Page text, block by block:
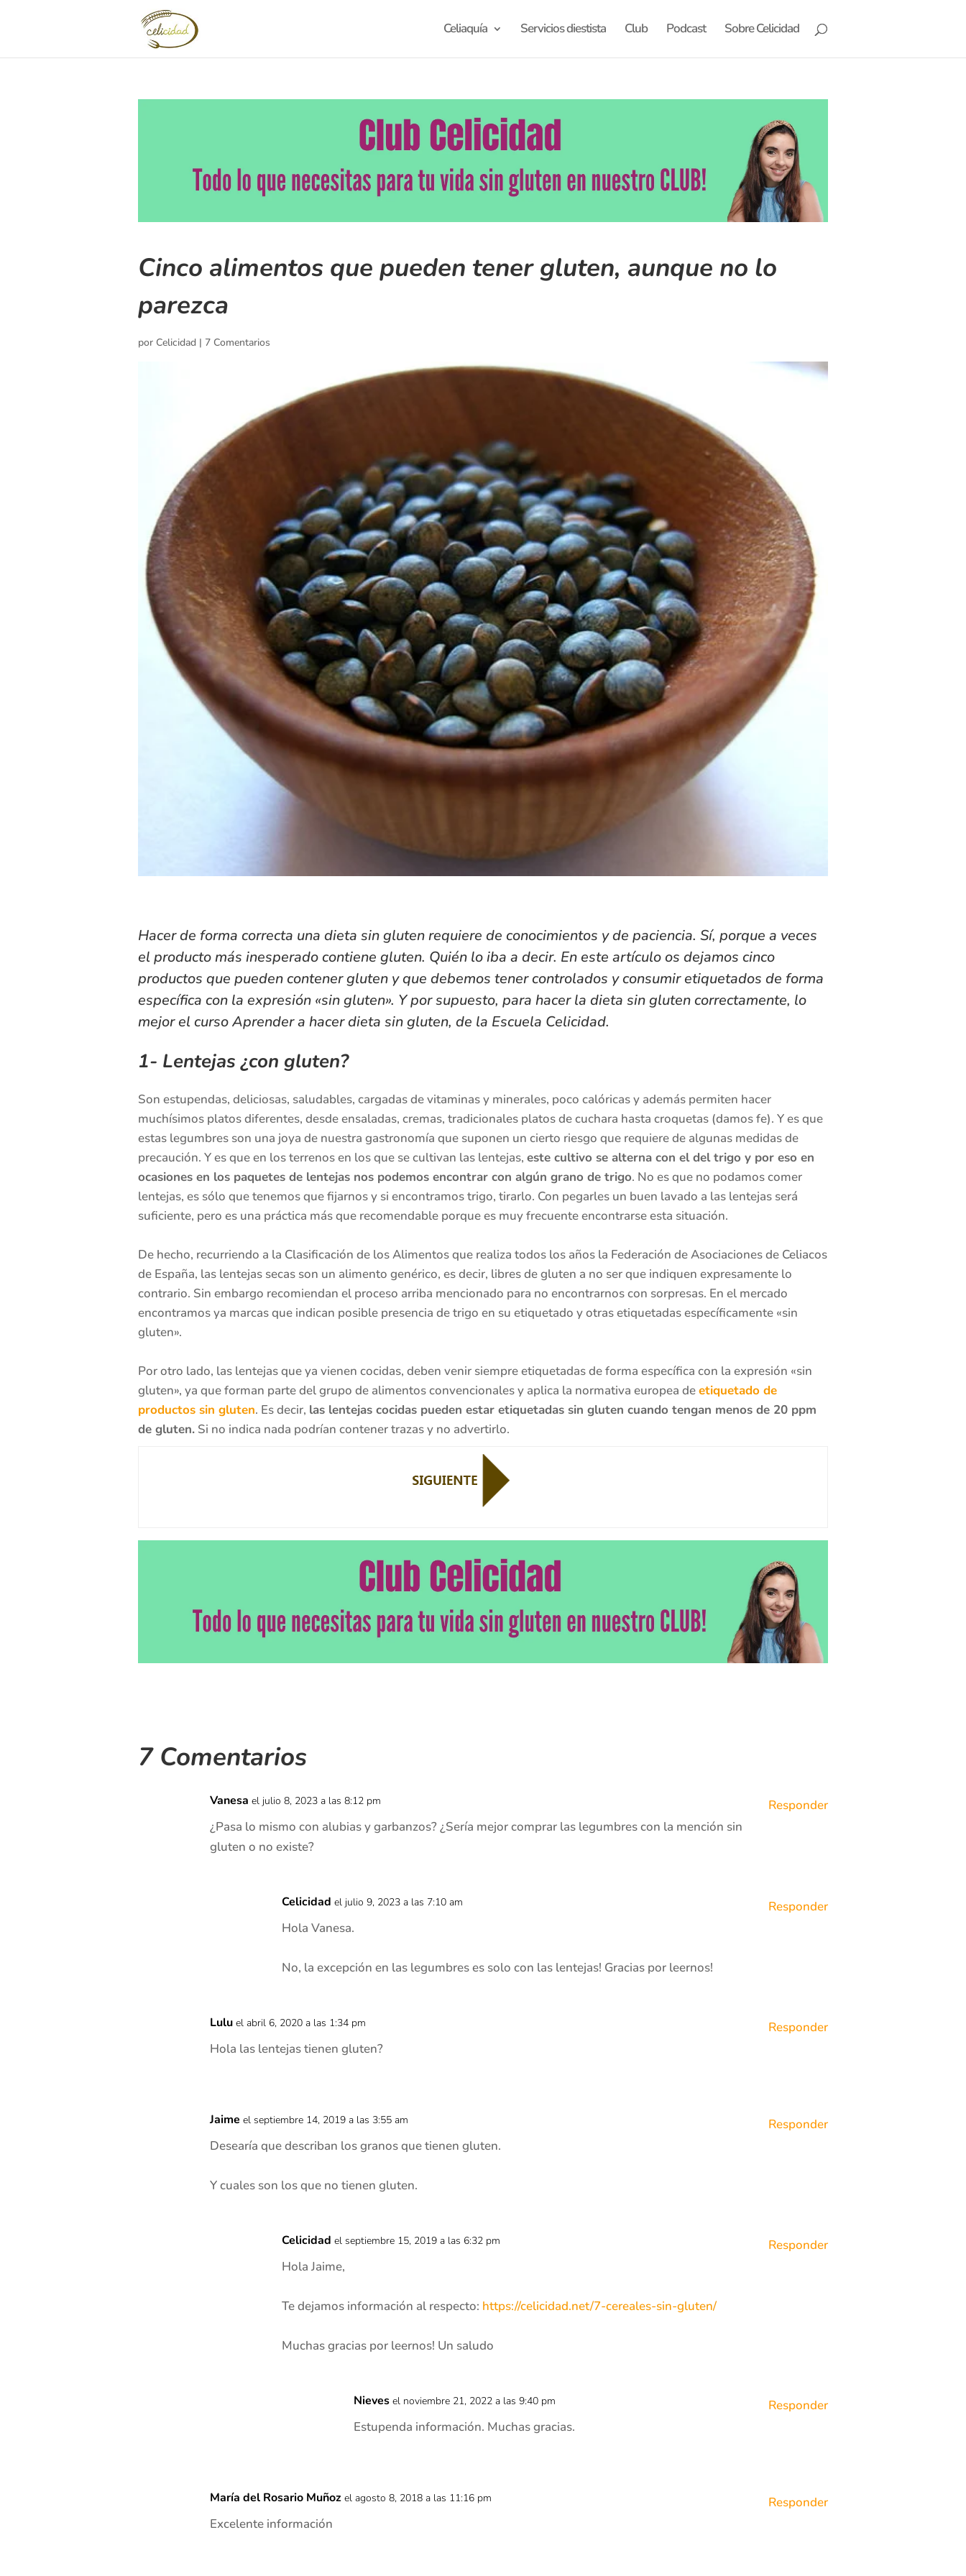
Celiaquía Servicios diestista Club Podcast Sobre Celicidad
Cinco alimentos que pueden tener gluten, aunque no lo
parezca
por Celicidad | 7 Comentarios
Hacer de forma correcta una dieta sin glutenrequiere de conocimientos y de paciencia. Sí, porque a veces
el producto más inesperado contiene gluten. Quién lo iba a decir. En este artículo os dejamos cinco
productos que pueden contener gluten y que debemos tener controlados y consumir etiquetados de forma
específica con la expresión «sin gluten». Y por supuesto, para hacer la dieta sin gluten correctamente, lo
mejor el cursoAprender a hacer dieta sin gluten, de la Escuela Celicidad.
1- Lentejas ¿con gluten?
Son estupendas, deliciosas, saludables, cargadas de vitaminas y minerales, poco calóricas y además permiten hacer
muchísimos platos diferentes, desde ensaladas, cremas, tradicionales platos de cuchara hasta croquetas (damos fe). Y es que
estas legumbres son una joya de nuestra gastronomía que suponen un cierto riesgo que requiere de algunas medidas de
precaución. Y es que en los terrenos en los que se cultivan las lentejas, este cultivo se alterna con el del trigo y por eso en
ocasiones en los paquetes de lentejas nos podemos encontrar con algún grano de trigo. No es que no podamos comer
lentejas, es sólo que tenemos que fijarnos y si encontramos trigo, tirarlo. Con pegarles un buen lavado a las lentejas será
suficiente, pero es una práctica más que recomendable porque es muy frecuente encontrarse esta situación.
De hecho, recurriendo a la Clasificación de los Alimentos que realiza todos los años la Federación de Asociaciones de Celiacos
de España, las lentejas secas son un alimento genérico, es decir, libres de gluten a no ser que indiquen expresamente lo
contrario. Sin embargo recomiendan el proceso arriba mencionado para no encontrarnos con sorpresas. En el mercado
encontramos ya marcas que indican posible presencia de trigo en su etiquetado y otras etiquetadas específicamente «sin
gluten».
Por otro lado, las lentejas que ya vienen cocidas, deben venir siempre etiquetadas de forma específica con la expresión «sin
gluten», ya que forman parte del grupo de alimentos convencionales y aplica la normativa europea deetiquetado de
productos sin gluten. Es decir, las lentejas cocidas pueden estar etiquetadas sin gluten cuando tengan menos de 20 ppm
de gluten. Si no indica nada podrían contener trazas y no advertirlo.
7 Comentarios
Vanesa el julio 8, 2023 a las 8:12 pm
¿Pasa lo mismo con alubias y garbanzos? ¿Sería mejor comprar las legumbres con la mención sin
gluten o no existe?
Responder
Celicidad el julio 9, 2023 a las 7:10 am
Hola Vanesa.
No, la excepción en las legumbres es solo con las lentejas! Gracias por leernos!
Responder
Lulu el abril 6, 2020 a las 1:34 pm
Hola las lentejas tienen gluten?
Responder
Jaime el septiembre 14, 2019 a las 3:55 am
Desearía que describan los granos que tienen gluten.
Y cuales son los que no tienen gluten.
Responder
Celicidad el septiembre 15, 2019 a las 6:32 pm
Hola Jaime,
Te dejamos información al respecto: https://celicidad.net/7-cereales-sin-gluten/
Muchas gracias por leernos! Un saludo
Responder
Nieves el noviembre 21, 2022 a las 9:40 pm
Estupenda información. Muchas gracias.
Responder
María del Rosario Muñoz el agosto 8, 2018 a las 11:16 pm
Excelente información
Responder